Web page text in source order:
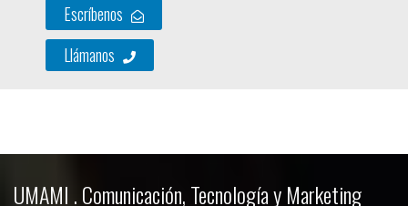
Escríbenos
Llámanos
UMAMI . Comunicación, Tecnología y Marketing